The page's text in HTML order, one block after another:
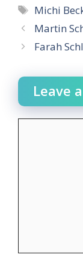
Tags
Michi
Martin
Farah
Leave